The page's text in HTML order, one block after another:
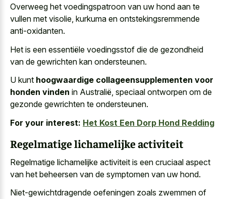
Overweeg het voedingspatroon van uw hond aan te
vullen met visolie, kurkuma en ontstekingsremmende
anti-oxidanten.
Het is een essentiële voedingsstof die de gezondheid
van de gewrichten kan ondersteunen.
U kunt hoogwaardige collageensupplementen voor
honden vinden in Australië, speciaal ontworpen om de
gezonde gewrichten te ondersteunen.
For your interest: Het Kost Een Dorp Hond Redding
Regelmatige lichamelijke activiteit
Regelmatige lichamelijke activiteit is een cruciaal aspect
van het beheersen van de symptomen van uw hond.
Niet-gewichtdragende oefeningen zoals zwemmen of